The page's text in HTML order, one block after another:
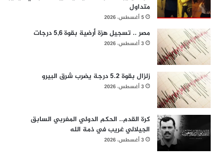
متداول
5 أغسطس، 2026
مصر .. تسجيل هزة أرضية بقوة 5,6 درجات
3 أغسطس، 2026
زلزال بقوة 5.2 درجة يضرب شرق البيرو
3 أغسطس، 2026
كرة القدم.. الحكم الدولي المغربي السابق
الجيلالي غريب في ذمة الله
3 أغسطس، 2026